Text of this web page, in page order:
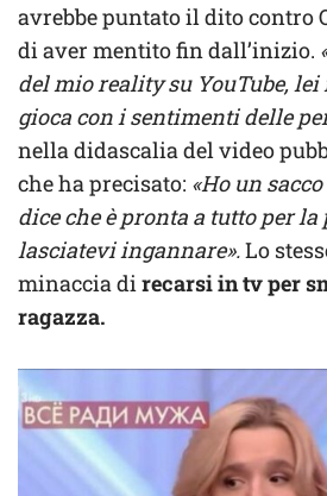
avrebbe puntato il dito contro
di aver mentito fin dall’inizio.
del mio reality su YouTube, lei
gioca con i sentimenti delle
nella didascalia del video
che ha precisato: «Ho un
dice che è pronta a tutto per
lasciatevi ingannare».Lo
minaccia direcarsi in tv per
ragazza.